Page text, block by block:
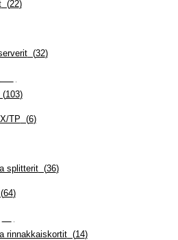
(22)
(32)
(103)
TP (6)
splitterit(36)
64)
rinnakkaiskortit(14)